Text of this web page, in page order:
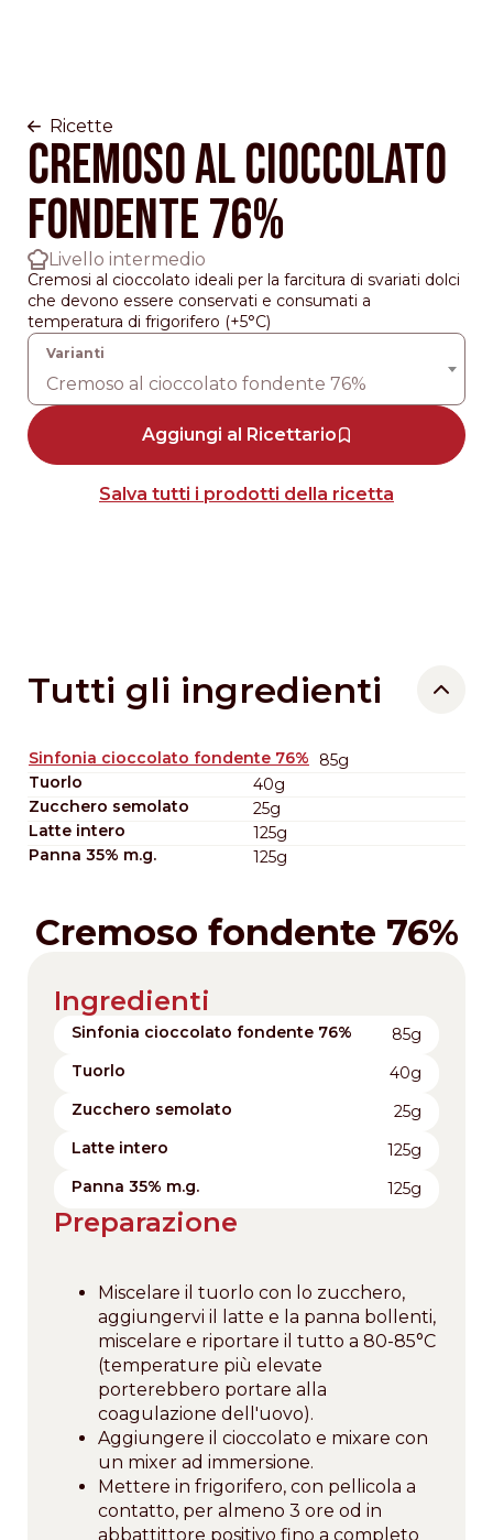
Ricette
Cremoso al cioccolato
fondente 76%
Livello intermedio
Cremosi al cioccolato ideali per la farcitura di svariati dolci
che devono essere conservati e consumati a
temperatura di frigorifero (+5°C)
Cremoso al cioccolato fondente 76%
Aggiungi al Ricettario
Salva tutti i prodotti della ricetta
Tutti gli ingredienti
Sinfonia cioccolato fondente 76%
85g
Tuorlo
40g
Zucchero semolato
25g
Latte intero
125g
Panna 35% m.g.
125g
Cremoso fondente 76%
Ingredienti
Sinfonia cioccolato fondente 76%
85g
Tuorlo
40g
Zucchero semolato
25g
Latte intero
125g
Panna 35% m.g.
125g
Preparazione
Miscelare il tuorlo con lo zucchero,
aggiungervi il latte e la panna bollenti,
miscelare e riportare il tutto a 80-85°C
(temperature più elevate
porterebbero portare alla
coagulazione dell'uovo).
Aggiungere il cioccolato e mixare con
un mixer ad immersione.
Mettere in frigorifero, con pellicola a
contatto, per almeno 3 ore od in
abbattittore positivo fino a completo